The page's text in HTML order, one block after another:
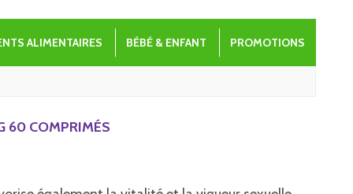
ALIMENTAIRES BÉBÉ & ENFANT PROMOTIONS
60 COMPRIMÉS